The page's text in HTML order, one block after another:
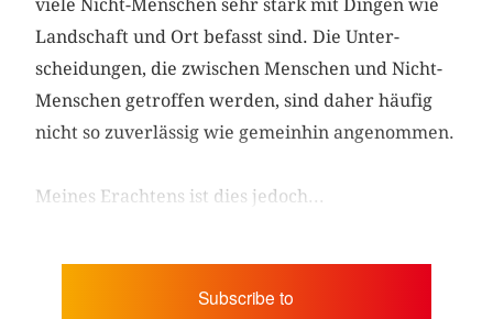
viele Nicht-Menschen sehr stark mit Dingen wie
Landschaft und Ort befasst sind. Die Unter­
scheidungen, die zwischen Menschen und Nicht-
Menschen getroffen werden, sind daher häufig
nicht so zuverlässig wie gemeinhin angenommen.
Meines Erachtens ist dies jedoch...
Subscribe to